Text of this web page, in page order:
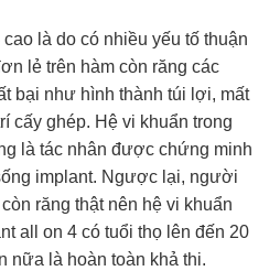
là do có nhiều yếu tố thuận
lẻ trên hàm còn răng các
bại như hình thành túi lợi, mất
cấy ghép. Hệ vi khuẩn trong
là tác nhân được chứng minh
implant. Ngược lại, người
răng thật nên hệ vi khuẩn
all on 4 có tuổi thọ lên đến 20
nữa là hoàn toàn khả thi.